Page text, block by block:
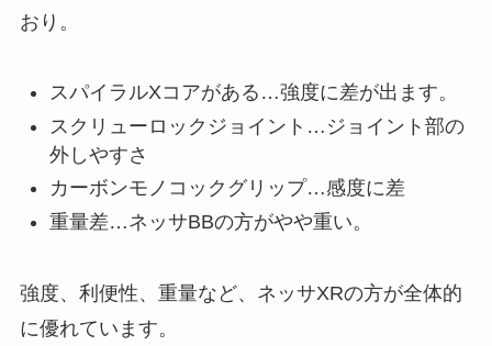
おり。
スパイラルXコアがある…強度に差が出ます。
スクリューロックジョイント…ジョイント部の
外しやすさ
カーボンモノコックグリップ…感度に差
重量差…ネッサBBの方がやや重い。
強度、利便性、重量など、ネッサXRの方が全体的
に優れています。